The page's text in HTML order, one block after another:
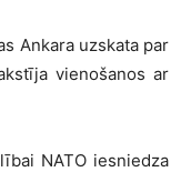
Ankara uzskata par
vienošanos ar
NATO iesniedza